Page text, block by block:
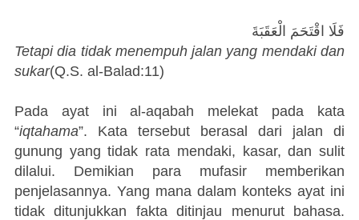
فَلَا اقْتَحَمَ الْعَقَبَةَ
Tetapi dia tidak menempuh jalan yang mendaki dan
sukar(Q.S. al-Balad:11)
Pada ayat ini al-aqabah melekat pada kata
“iqtahama”. Kata tersebut berasal dari jalan di
gunung yang tidak rata mendaki, kasar, dan sulit
dilalui. Demikian para mufasir memberikan
penjelasannya. Yang mana dalam konteks ayat ini
tidak ditunjukkan fakta ditinjau menurut bahasa.